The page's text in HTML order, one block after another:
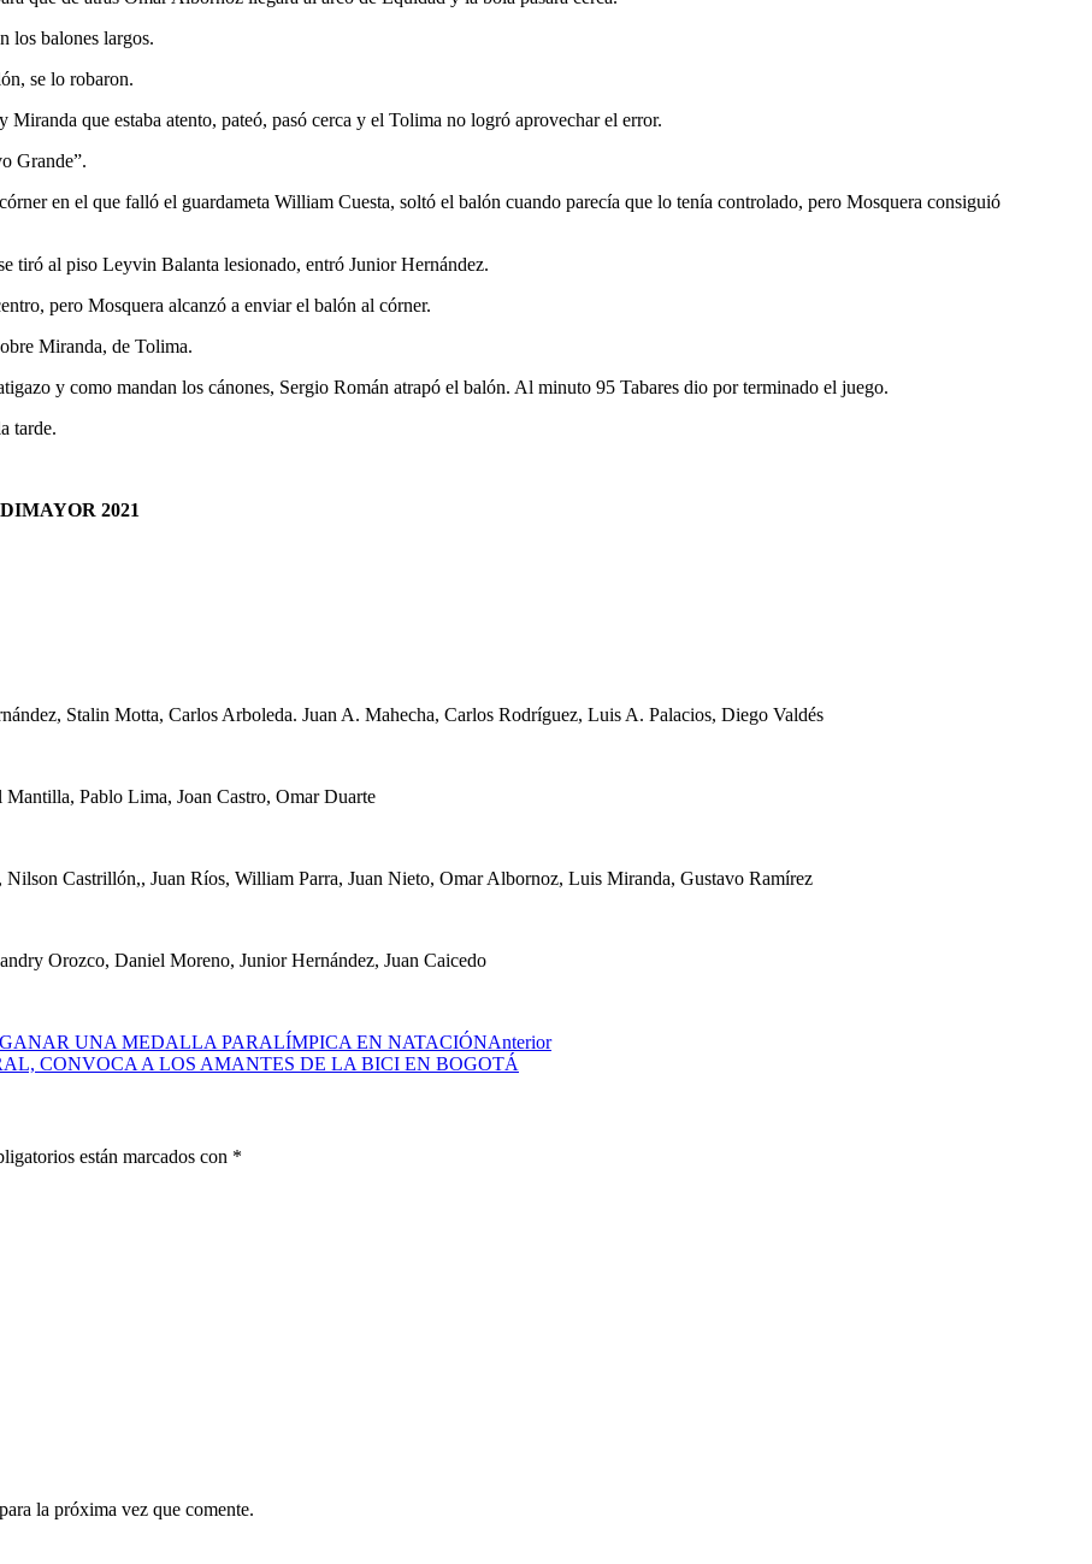
los balones largos.
se lo robaron.
que estaba atento, pateó, pasó cerca y el Tolima no logró aprovechar el error.
Grande”.
en el que falló el guardameta William Cuesta, soltó el balón cuando parecía que lo tenía controlado, pero Mosquera consiguió
tiró al piso Leyvin Balanta lesionado, entró Junior Hernández.
pero Mosquera alcanzó a enviar el balón al córner.
Miranda, de Tolima.
y como mandan los cánones, Sergio Román atrapó el balón. Al minuto 95 Tabares dio por terminado el juego.
tarde.
2021
Stalin Motta, Carlos Arboleda. Juan A. Mahecha, Carlos Rodríguez, Luis A. Palacios, Diego Valdés
Pablo Lima, Joan Castro, Omar Duarte
Castrillón,, Juan Ríos, William Parra, Juan Nieto, Omar Albornoz, Luis Miranda, Gustavo Ramírez
Orozco, Daniel Moreno, Junior Hernández, Juan Caicedo
UNA MEDALLA PARALÍMPICA EN NATACIÓNAnterior
CONVOCA A LOS AMANTES DE LA BICI EN BOGOTÁ
están marcados con *
la próxima vez que comente.